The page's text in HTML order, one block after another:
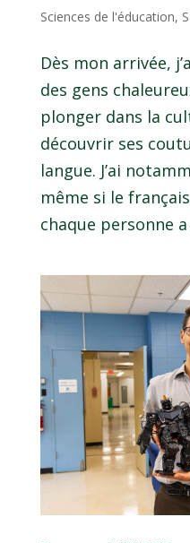
Sciences de l'éducation,
Dès mon arrivée,
des gens
plonger dans la
découvrir ses
langue. J’ai
même si le
chaque personne a